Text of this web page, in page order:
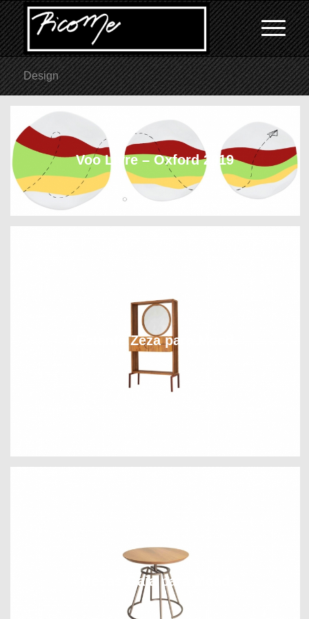
Design
Voo Livre – Oxford 2019
Estante Zeza para Moad
Mesas Gaia para Moad